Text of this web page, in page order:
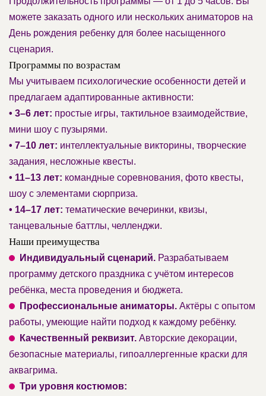
можете заказать одного или нескольких аниматоров на
День рождения ребенку для более насыщенного
сценария.
Программы по возрастам
Мы учитываем психологические особенности детей и
предлагаем адаптированные активности:
• 3–6 лет: простые игры, тактильное взаимодействие,
мини шоу с пузырями.
• 7–10 лет: интеллектуальные викторины, творческие
задания, несложные квесты.
• 11–13 лет: командные соревнования, фото квесты,
шоу с элементами сюрприза.
• 14–17 лет: тематические вечеринки, квизы,
танцевальные баттлы, челленджи.
Наши преимущества
Индивидуальный сценарий. Разрабатываем
программу детского праздника с учётом интересов
ребёнка, места проведения и бюджета.
Профессиональные аниматоры. Актёры с опытом
работы, умеющие найти подход к каждому ребёнку.
Качественный реквизит. Авторские декорации,
безопасные материалы, гипоаллергенные краски для
аквагрима.
Три уровня костюмов: